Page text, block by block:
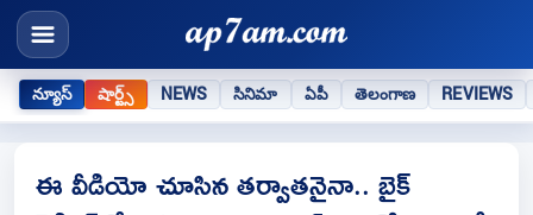
న్యూస్ షార్ట్స్ NEWS సినిమా ఏపీ తెలంగాణ REVIEWS
ఈ వీడియో చూసిన త‌ర్వాత‌నైనా.. బైక్